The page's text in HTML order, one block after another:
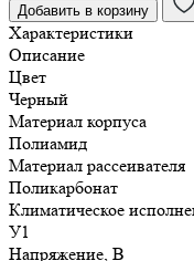
60-
008
Добавить в корзину
Характеристики
Описание
Цвет
Черный
Материал корпуса
Полиамид
Материал рассеивателя
Поликарбонат
Климатическое
У1
Напряжение, В